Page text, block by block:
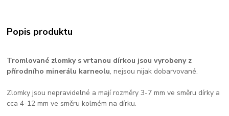
Popis produktu
Tromlované zlomky s vrtanou dírkou jsou vyrobeny z
přírodního minerálu karneolu, nejsou nijak dobarvované.
Zlomky jsou nepravidelné a mají rozměry 3-7 mm ve směru dírky a
cca 4-12 mm ve směru kolmém na dírku.